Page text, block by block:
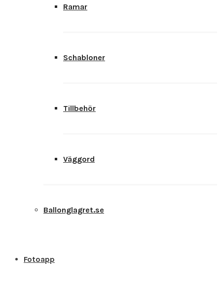
Ramar
Schabloner
Tillbehör
Väggord
Ballonglagret.se
Fotoapp